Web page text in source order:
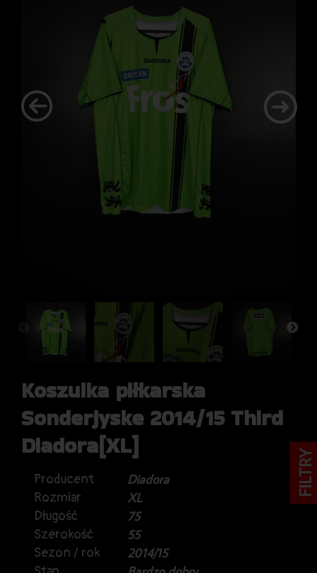
Koszulka piłkarska
Sonderjyske 2014/15 Third
Diadora[XL]
Producent
Diadora
Rozmiar
XL
Długość
75
Szerokość
55
Sezon / rok
2014/15
FILTRY